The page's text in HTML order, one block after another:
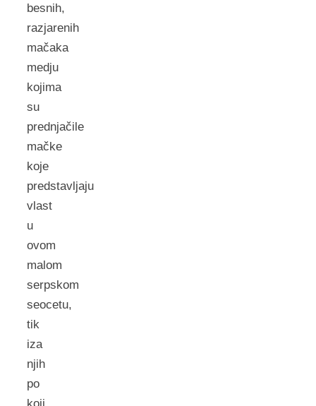
besnih,
razjarenih
mačaka
medju
kojima
su
prednjačile
mačke
koje
predstavljaju
vlast
u
ovom
malom
serpskom
seocetu,
tik
iza
njih
po